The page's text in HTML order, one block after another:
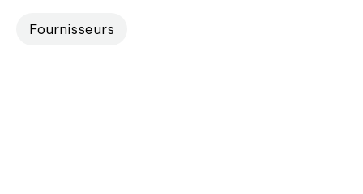
Fournisseurs